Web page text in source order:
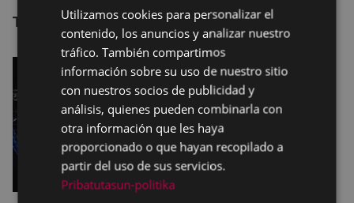
Teatro COLISEO
BASQUE
SPANISH
Utilizamos cookies para personalizar el
contenido, los anuncios y analizar nuestro
tráfico. También compartimos
información sobre su uso de nuestro sitio
con nuestros socios de publicidad y
análisis, quienes pueden combinarla con
otra información que les haya
proporcionado o que hayan recopilado a
partir del uso de sus servicios.
Pribatutasun-politika